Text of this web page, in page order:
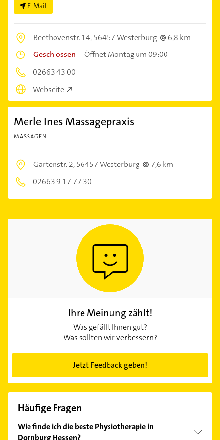
E-Mail
Beethovenstr. 14,56457 Westerburg
6,8 km
Geschlossen –Öffnet Montag um 09:00
02663 43 00
Webseite
Merle Ines Massagepraxis
MASSAGEN
Gartenstr. 2,56457 Westerburg
7,6 km
02663 9 17 77 30
Ihre Meinung zählt!
Was gefällt Ihnen gut?
Was sollten wir verbessern?
Jetzt Feedback geben!
Häufige Fragen
Wie finde ich die beste Physiotherapie in
Dornburg Hessen?